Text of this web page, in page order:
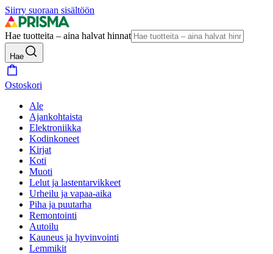
Siirry suoraan sisältöön
Hae tuotteita – aina halvat hinnat
Hae
Ostoskori
Ale
Ajankohtaista
Elektroniikka
Kodinkoneet
Kirjat
Koti
Muoti
Lelut ja lastentarvikkeet
Urheilu ja vapaa-aika
Piha ja puutarha
Remontointi
Autoilu
Kauneus ja hyvinvointi
Lemmikit